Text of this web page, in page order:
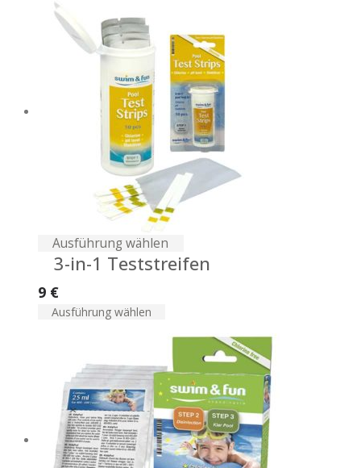
Ausführung wählen
3-in-1 Teststreifen
9 €
Ausführung wählen